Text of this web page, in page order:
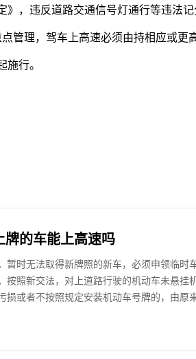
》，违反道路交通信号灯通行等违法
管理，驾车上高速必须由持相应或更
施行。
牌的车能上高速吗
暂时无法取得新牌照的新车，必须申领临时
按照新交法，对上道路行驶的机动车未悬挂
损或者不按照规定安装机动车号牌的，由原